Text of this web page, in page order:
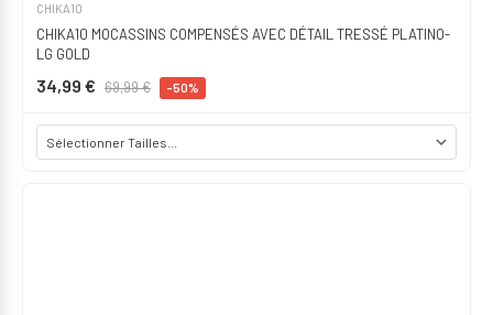
CHIKA10
CHIKA10 MOCASSINS COMPENSÉS AVEC DÉTAIL TRESSÉ PLATINO-
LG GOLD
34,99 € 69,99 € -50%